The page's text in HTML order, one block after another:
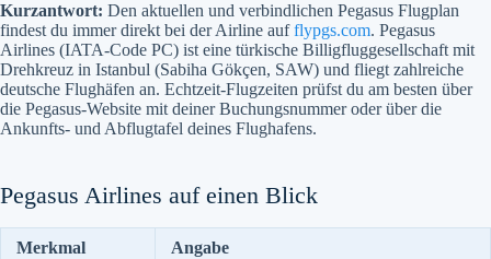
Kurzantwort: Den aktuellen und verbindlichen Pegasus Flugplan
findest du immer direkt bei der Airline aufflypgs.com. Pegasus
Airlines (IATA-Code PC) ist eine türkische Billigfluggesellschaft mit
Drehkreuz in Istanbul (Sabiha Gökçen, SAW) und fliegt zahlreiche
deutsche Flughäfen an. Echtzeit-Flugzeiten prüfst du am besten über
die Pegasus-Website mit deiner Buchungsnummer oder über die
Ankunfts- und Abflugtafel deines Flughafens.
Pegasus Airlines auf einen Blick
Merkmal Angabe